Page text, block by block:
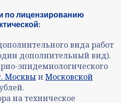
по лицензированию
вида работ
дополнительный вид).
эпидемиологического
МосквыиМосковской
на техническое